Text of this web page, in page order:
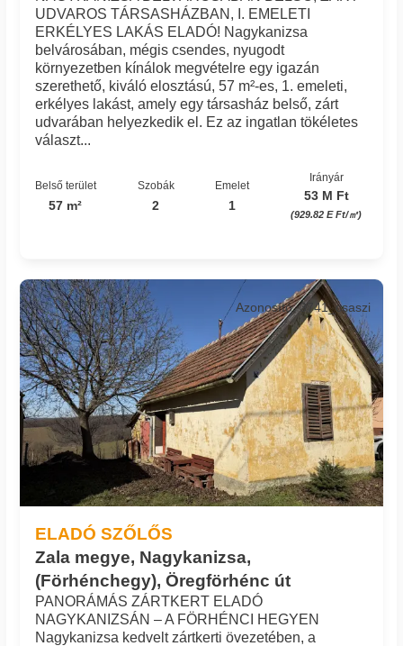
UDVAROS TÁRSASHÁZBAN, I. EMELETI
ERKÉLYES LAKÁS ELADÓ! Nagykanizsa
belvárosában, mégis csendes, nyugodt
környezetben kínálok megvételre egy igazán
szerethető, kiváló elosztású, 57 m²-es, 1. emeleti,
erkélyes lakást, amely egy társasház belső, zárt
udvarában helyezkedik el. Ez az ingatlan tökéletes
választ...
Belső terület
57 m²
Szobák
2
Emelet
1
Irányár
53 M Ft
(929.82 E Ft/㎡)
ELADÓ SZŐLŐS
Zala megye, Nagykanizsa,
(Förhénchegy), Öregförhénc út
Azonosító: 3741_csaszi
PANORÁMÁS ZÁRTKERT ELADÓ
NAGYKANIZSÁN – A FÖRHÉNCI HEGYEN
Nagykanizsa kedvelt zártkerti övezetében, a